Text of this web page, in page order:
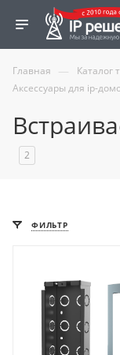
Главная — Каталог
Аксессуары для ip-
2
ФИЛЬТР